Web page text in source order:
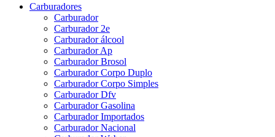
Carburadores
Carburador
Carburador 2e
Carburador álcool
Carburador Ap
Carburador Brosol
Carburador Corpo Duplo
Carburador Corpo Simples
Carburador Dfv
Carburador Gasolina
Carburador Importados
Carburador Nacional